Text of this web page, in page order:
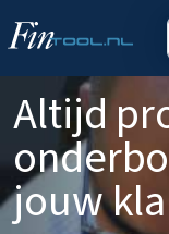
Altijd
jouw